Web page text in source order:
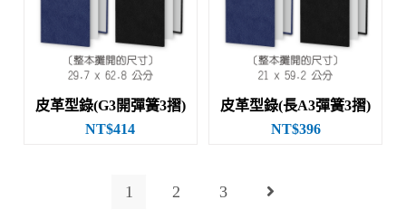
皮革型錄(G3開彈簧3摺)
NT$414
皮革型錄(長A3彈簧3摺)
NT$396
1 2 3